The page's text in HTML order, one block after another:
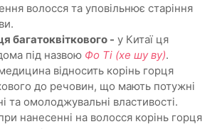
волосся та уповільнює старіння
багатоквіткового - у Китаї ця
під назвою Фо Ті (хе шу ву).
відносить корінь горця
до речовин, що мають потужні
та омолоджувальні властивості.
нанесенні на волосся корінь горця